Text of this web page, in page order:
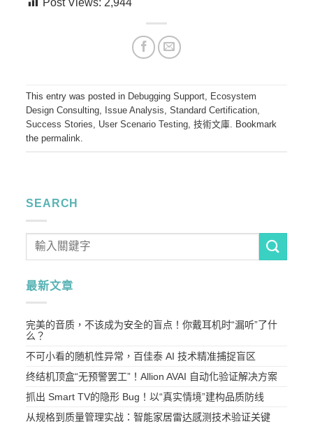
This entry was posted in Debugging Support, Ecosystem
Design Consulting, Issue Analysis,Standard Certification,
Success Stories, User Scenario Testing,技術文庫. Bookmark
thepermalink.
SEARCH
最新文章
完美的音质，不该成为安全的盲点！你戴耳机时“漏听”了什
么？
不可小看的随机性异常，百佳泰 AI 技术精准捕捉盲区
终结机顶盒“无预警罢工”！Allion AVAI 自动化验证解决方案
抓出 Smart TV的隐形 Bug！以“真实情境”建构品质防线
从规格到质量管理实战：智能家居雷达感测技术验证关键